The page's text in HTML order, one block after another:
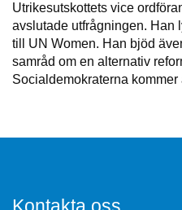
Utrikesutskottets vice
avslutade utfrågningen. Han
till UN Women. Han bjöd
samråd om en alternativ
Socialdemokraterna kommer